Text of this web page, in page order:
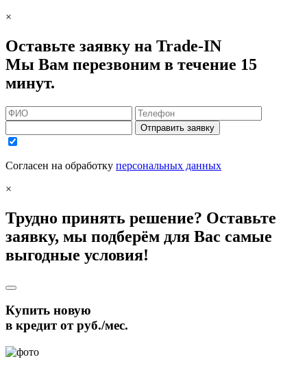
×
Оставьте заявку на Trade-IN
Мы Вам перезвоним в течение 15
минут.
Отправить заявку
Согласен на обработку персональных данных
×
Трудно принять решение? Оставьте
заявку, мы подберём для Вас самые
выгодные условия!
Купить новую
в кредит отруб./мес.